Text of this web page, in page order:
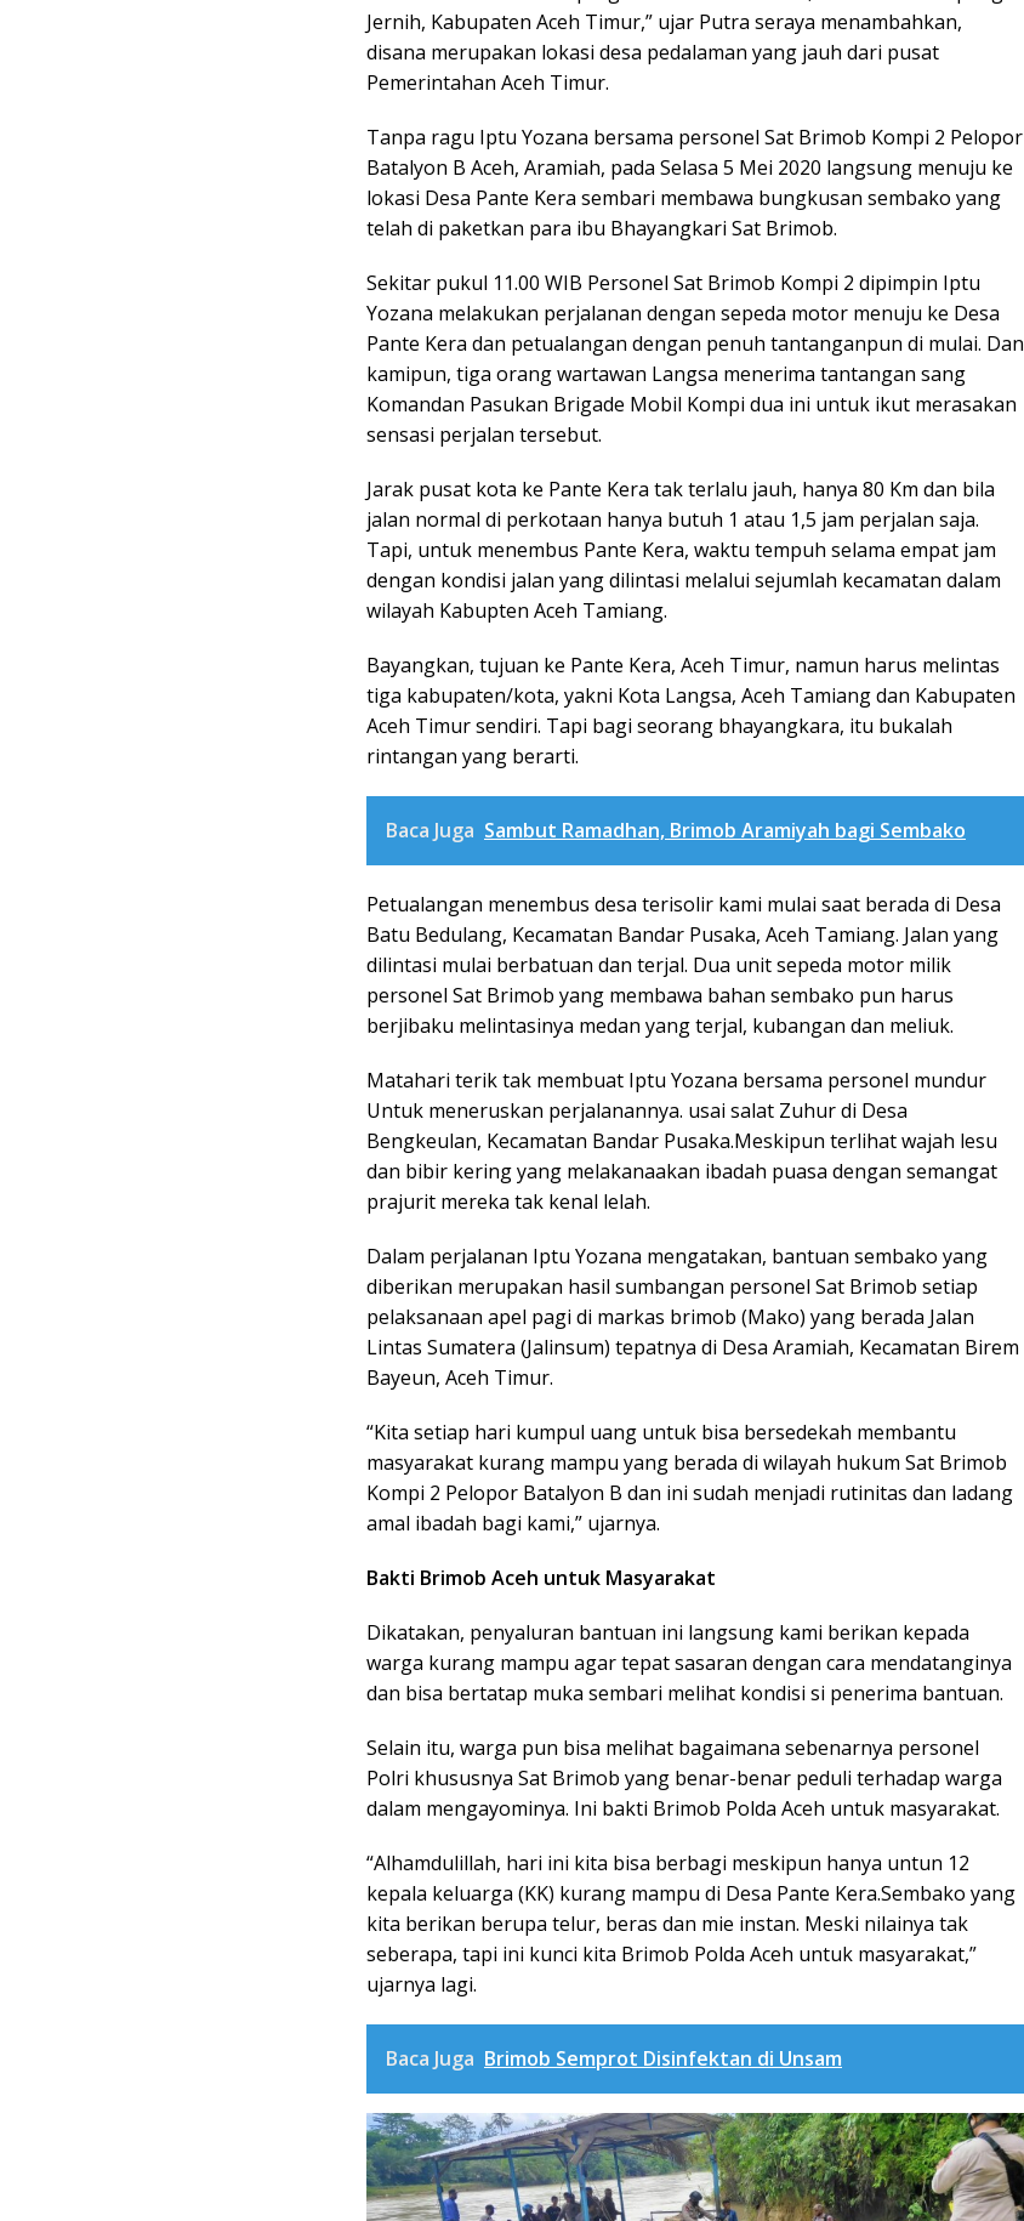
Jernih, Kabupaten Aceh Timur,” ujar Putra seraya menambahkan,
disana merupakan lokasi desa pedalaman yang jauh dari pusat
Pemerintahan Aceh Timur.
Tanpa ragu Iptu Yozana bersama personel Sat Brimob Kompi 2 Pelopor
Batalyon B Aceh, Aramiah, pada Selasa 5 Mei 2020 langsung menuju ke
lokasi Desa Pante Kera sembari membawa bungkusan sembako yang
telah di paketkan para ibu Bhayangkari Sat Brimob.
Sekitar pukul 11.00 WIB Personel Sat Brimob Kompi 2 dipimpin Iptu
Yozana melakukan perjalanan dengan sepeda motor menuju ke Desa
Pante Kera dan petualangan dengan penuh tantanganpun di mulai. Dan
kamipun, tiga orang wartawan Langsa menerima tantangan sang
Komandan Pasukan Brigade Mobil Kompi dua ini untuk ikut merasakan
sensasi perjalan tersebut.
Jarak pusat kota ke Pante Kera tak terlalu jauh, hanya 80 Km dan bila
jalan normal di perkotaan hanya butuh 1 atau 1,5 jam perjalan saja.
Tapi, untuk menembus Pante Kera, waktu tempuh selama empat jam
dengan kondisi jalan yang dilintasi melalui sejumlah kecamatan dalam
wilayah Kabupten Aceh Tamiang.
Bayangkan, tujuan ke Pante Kera, Aceh Timur, namun harus melintas
tiga kabupaten/kota, yakni Kota Langsa, Aceh Tamiang dan Kabupaten
Aceh Timur sendiri. Tapi bagi seorang bhayangkara, itu bukalah
rintangan yang berarti.
Baca Juga Sambut Ramadhan, Brimob Aramiyah bagi Sembako
Petualangan menembus desa terisolir kami mulai saat berada di Desa
Batu Bedulang, Kecamatan Bandar Pusaka, Aceh Tamiang. Jalan yang
dilintasi mulai berbatuan dan terjal. Dua unit sepeda motor milik
personel Sat Brimob yang membawa bahan sembako pun harus
berjibaku melintasinya medan yang terjal, kubangan dan meliuk.
Matahari terik tak membuat Iptu Yozana bersama personel mundur
Untuk meneruskan perjalanannya. usai salat Zuhur di Desa
Bengkeulan, Kecamatan Bandar Pusaka.Meskipun terlihat wajah lesu
dan bibir kering yang melakanaakan ibadah puasa dengan semangat
prajurit mereka tak kenal lelah.
Dalam perjalanan Iptu Yozana mengatakan, bantuan sembako yang
diberikan merupakan hasil sumbangan personel Sat Brimob setiap
pelaksanaan apel pagi di markas brimob (Mako) yang berada Jalan
Lintas Sumatera (Jalinsum) tepatnya di Desa Aramiah, Kecamatan Birem
Bayeun, Aceh Timur.
“Kita setiap hari kumpul uang untuk bisa bersedekah membantu
masyarakat kurang mampu yang berada di wilayah hukum Sat Brimob
Kompi 2 Pelopor Batalyon B dan ini sudah menjadi rutinitas dan ladang
amal ibadah bagi kami,” ujarnya.
Bakti Brimob Aceh untuk Masyarakat
Dikatakan, penyaluran bantuan ini langsung kami berikan kepada
warga kurang mampu agar tepat sasaran dengan cara mendatanginya
dan bisa bertatap muka sembari melihat kondisi si penerima bantuan.
Selain itu, warga pun bisa melihat bagaimana sebenarnya personel
Polri khususnya Sat Brimob yang benar-benar peduli terhadap warga
dalam mengayominya. Ini bakti Brimob Polda Aceh untuk masyarakat.
“Alhamdulillah, hari ini kita bisa berbagi meskipun hanya untun 12
kepala keluarga (KK) kurang mampu di Desa Pante Kera.Sembako yang
kita berikan berupa telur, beras dan mie instan. Meski nilainya tak
seberapa, tapi ini kunci kita Brimob Polda Aceh untuk masyarakat,”
ujarnya lagi.
Baca Juga Brimob Semprot Disinfektan di Unsam